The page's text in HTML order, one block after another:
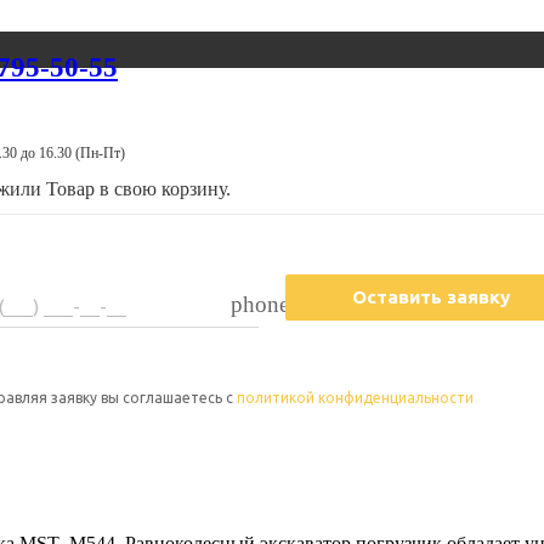
50-55
до 16.30 (Пн-Пт)
Товар в свою корзину.
phone Оставить заявку
заявку вы соглашаетесь с политикой конфиденциальности